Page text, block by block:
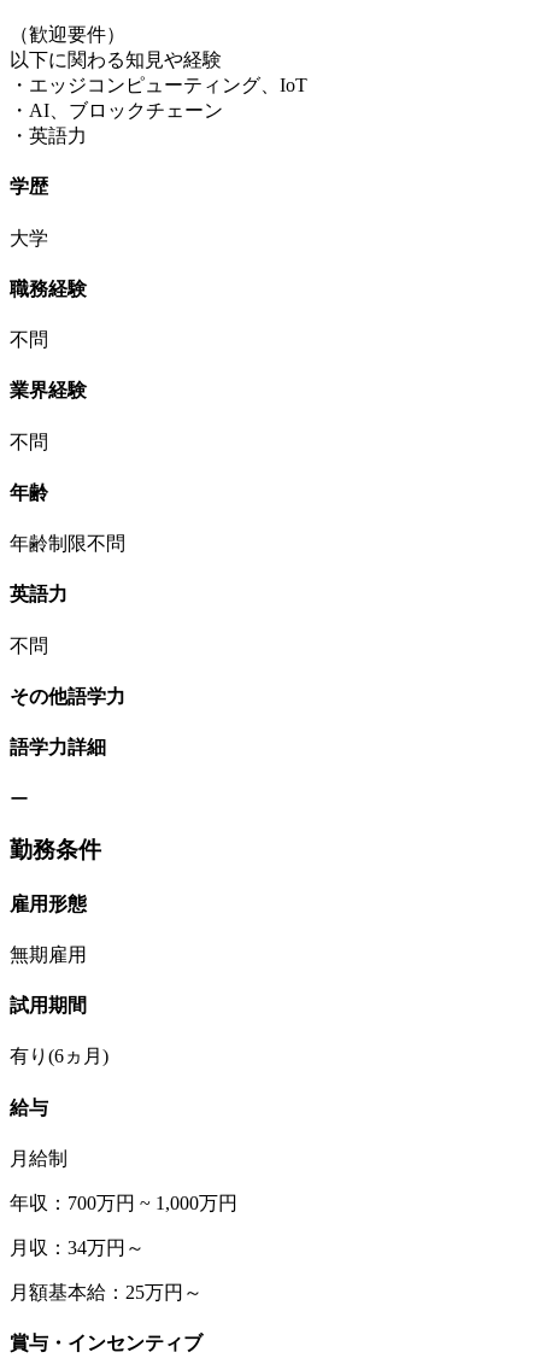
（歓迎要件）
以下に関わる知見や経験
・エッジコンピューティング、IoT
・AI、ブロックチェーン
・英語力
学歴
大学
職務経験
不問
業界経験
不問
年齢
年齢制限不問
英語力
不問
その他語学力
語学力詳細
ー
勤務条件
雇用形態
無期雇用
試用期間
有り(6ヵ月)
給与
月給制
年収：700万円 ~ 1,000万円
月収：34万円～
月額基本給：25万円～
賞与・インセンティブ